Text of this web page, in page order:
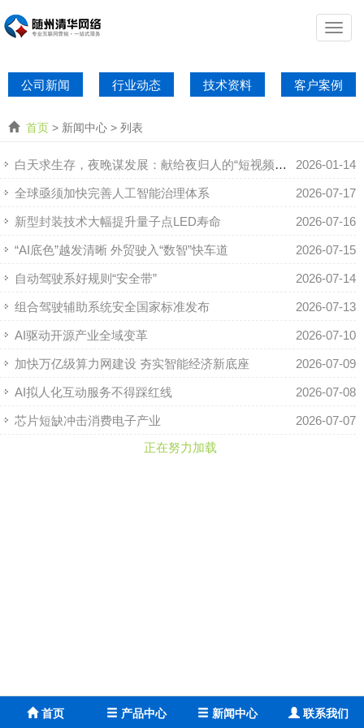
公司新闻 行业动态 技术资料 客户案例
首页 > 新闻中心 > 列表
2026-01-14
白天求生存，夜晚谋发展：献给夜归人的“短视频直播+AI”副业加速课
2026-07-17
全球亟须加快完善人工智能治理体系
2026-07-16
新型封装技术大幅提升量子点LED寿命
2026-07-15
“AI底色”越发清晰 外贸驶入“数智”快车道
2026-07-14
自动驾驶系好规则“安全带”
2026-07-13
组合驾驶辅助系统安全国家标准发布
2026-07-10
AI驱动开源产业全域变革
2026-07-09
加快万亿级算力网建设 夯实智能经济新底座
2026-07-08
AI拟人化互动服务不得踩红线
2026-07-07
芯片短缺冲击消费电子产业
正在努力加载
首页 产品中心 新闻中心 联系我们